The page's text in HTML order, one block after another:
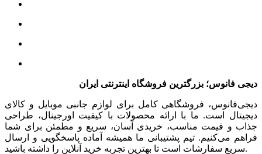
دیجی فانوس؛ بزرگترین فروشگاه اینترنتی ایران
دیجی‌فانوس، فروشگاهی کامل برای لوازم جانبی موبایل و کالای
دیجیتال است. ما با ارائه محصولات با کیفیت اورجینال، طراحی
جذاب و قیمت مناسب، خریدی آسان، سریع و مطمئن برای شما
فراهم می‌کنیم. تیم پشتیبانی ما همیشه آماده پاسخگویی و ارسال
سریع سفارشات است تا بهترین تجربه خرید آنلاین را داشته باشید.